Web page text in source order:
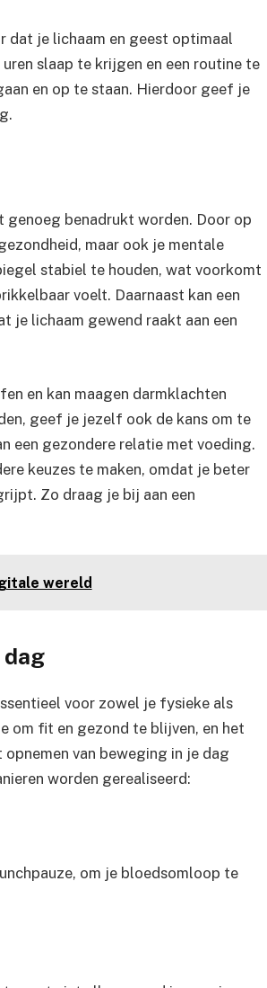
dat je lichaam en geest optimaal
slaap te krijgen en een routine te
en op te staan. Hierdoor geef je
benadrukt worden. Door op
maar ook je mentale
stabiel te houden, wat voorkomt
voelt. Daarnaast kan een
je lichaam gewend raakt aan een
en kan maagen darmklachten
geef je jezelf ook de kans om te
een gezondere relatie met voeding.
keuzes te maken, omdat je beter
Zo draag je bij aan een
wereld
voor zowel je fysieke als
om fit en gezond te blijven, en het
van beweging in je dag
worden gerealiseerd:
om je bloedsomloop te